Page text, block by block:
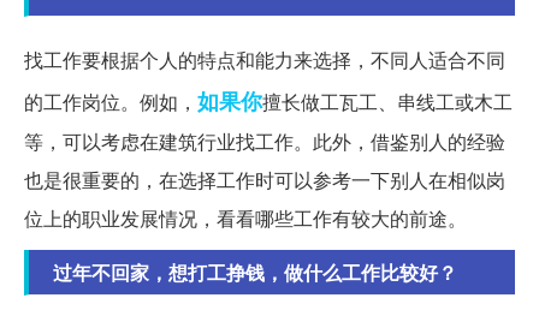
找工作要根据个人的特点和能力来选择，不同人适合不同
的工作岗位。例如， 如果你擅长做工瓦工、串线工或木工
等，可以考虑在建筑行业找工作。此外，借鉴别人的经验
也是很重要的，在选择工作时可以参考一下别人在相似岗
位上的职业发展情况，看看哪些工作有较大的前途。
过年不回家，想打工挣钱，做什么工作比较好？